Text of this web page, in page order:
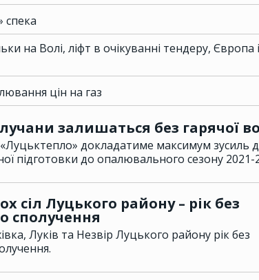
спека
на Волі, ліфт в очікуванні тендеру, Європа
цін на газ
залишаться без гарячої
докладатиме максимум зусиль
підготовки до опалювального сезону 2021-
сіл Луцького району – рік без
сполучення
Луків та Незвір Луцького району рік без